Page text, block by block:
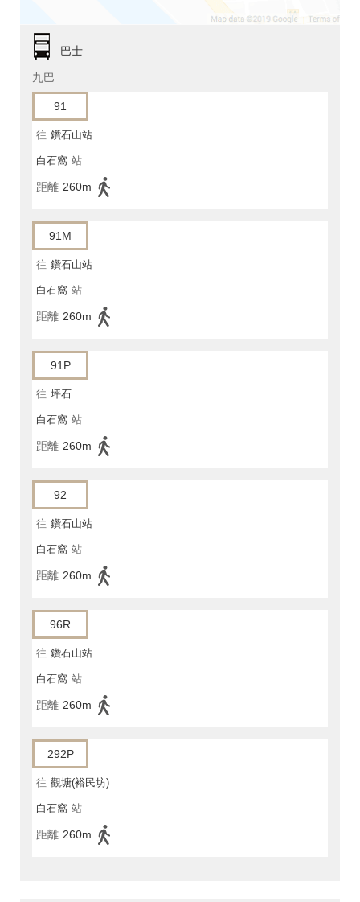
巴士
九巴
91
往 鑽石山站
白石窩 站
距離 260m
91M
往 鑽石山站
白石窩 站
距離 260m
91P
往 坪石
白石窩 站
距離 260m
92
往 鑽石山站
白石窩 站
距離 260m
96R
往 鑽石山站
白石窩 站
距離 260m
292P
往 觀塘(裕民坊)
白石窩 站
距離 260m